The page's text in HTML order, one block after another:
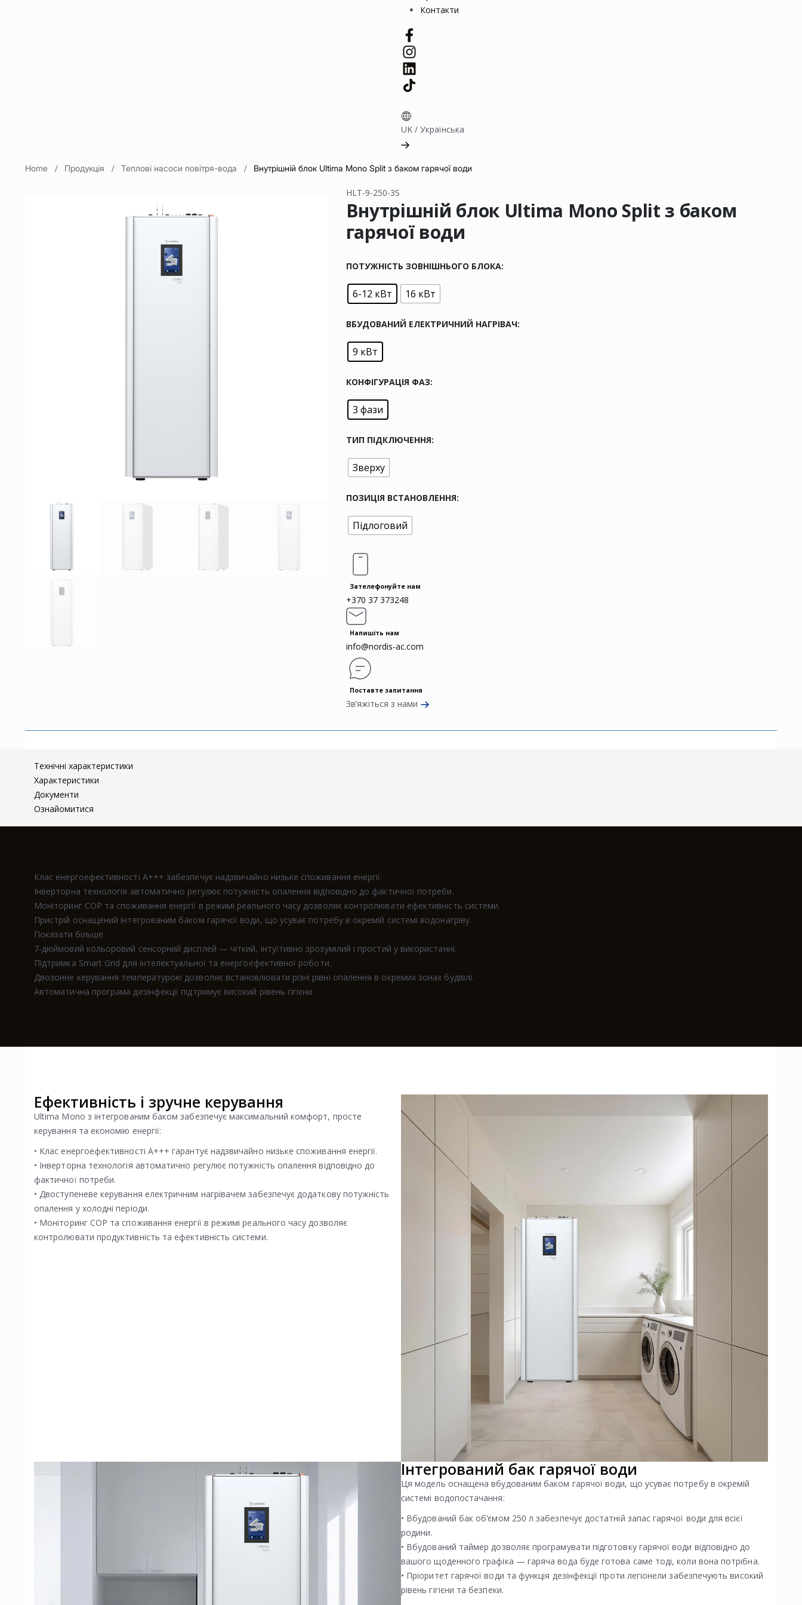
Контакти
UK / Українська
Home Продукція Теплові насоси повітря-вода Внутрішній блок Ultima Mono Split з баком гарячої води
HLT-9-250-3S
Внутрішній блок Ultima Mono Split з баком
гарячої води
ПОТУЖНІСТЬ ЗОВНІШНЬОГО БЛОКА
6-12 кВт 16 кВт
ВБУДОВАНИЙ ЕЛЕКТРИЧНИЙ НАГРІВАЧ
9 кВт
КОНФІГУРАЦІЯ ФАЗ
3 фази
ТИП ПІДКЛЮЧЕННЯ
Зверху
ПОЗИЦІЯ ВСТАНОВЛЕННЯ
Підлоговий
Зателефонуйте нам
+370 37 373248
Напишіть нам
info@nordis-ac.com
Поставте запитання
Зв’яжіться з нами
Технічні характеристики
Характеристики
Документи
Ознайомитися
Клас енергоефективності A+++ забезпечує надзвичайно низьке споживання енергії.
Інверторна технологія автоматично регулює потужність опалення відповідно до фактичної потреби.
Моніторинг COP та споживання енергії в режимі реального часу дозволяє контролювати ефективність системи.
Пристрій оснащений інтегрованим баком гарячої води, що усуває потребу в окремій системі водонагріву.
Показати більше
7-дюймовий кольоровий сенсорний дисплей — чіткий, інтуїтивно зрозумілий і простий у використанні.
Підтримка Smart Grid для інтелектуальної та енергоефективної роботи.
Двозонне керування температурою дозволяє встановлювати різні рівні опалення в окремих зонах будівлі.
Автоматична програма дезінфекції підтримує високий рівень гігієни.
Ефективність і зручне керування
Ultima Mono з інтегрованим баком забезпечує максимальний комфорт, просте
керування та економію енергії:
• Клас енергоефективності A+++ гарантує надзвичайно низьке споживання енергії.
• Інверторна технологія автоматично регулює потужність опалення відповідно до
фактичної потреби.
• Двоступеневе керування електричним нагрівачем забезпечує додаткову потужність
опалення у холодні періоди.
• Моніторинг COP та споживання енергії в режимі реального часу дозволяє
контролювати продуктивність та ефективність системи.
Інтегрований бак гарячої води
Ця модель оснащена вбудованим баком гарячої води, що усуває потребу в окремій
системі водопостачання:
• Вбудований бак об’ємом 250 л забезпечує достатній запас гарячої води для всієї
родини.
• Вбудований таймер дозволяє програмувати підготовку гарячої води відповідно до
вашого щоденного графіка — гаряча вода буде готова саме тоді, коли вона потрібна.
• Пріоритет гарячої води та функція дезінфекції проти легіонели забезпечують високий
рівень гігієни та безпеки.